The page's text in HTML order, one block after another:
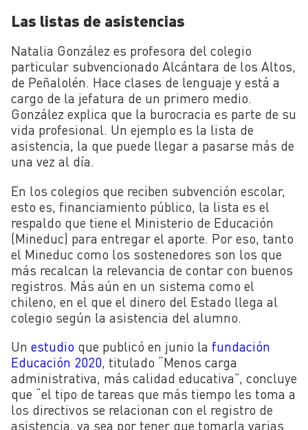
Las listas de asistencias
Natalia González es profesora del colegio
particular subvencionado Alcántara de los Altos,
de Peñalolén. Hace clases de lenguaje y está a
cargo de la jefatura de un primero medio.
González explica que la burocracia es parte de su
vida profesional. Un ejemplo es la lista de
asistencia, la que puede llegar a pasarse más de
una vez al día.
En los colegios que reciben subvención escolar,
esto es, financiamiento público, la lista es el
respaldo que tiene el Ministerio de Educación
(Mineduc) para entregar el aporte. Por eso, tanto
el Mineduc como los sostenedores son los que
más recalcan la relevancia de contar con buenos
registros. Más aún en un sistema como el
chileno, en el que el dinero del Estado llega al
colegio según la asistencia del alumno.
Un estudio que publicó en junio la fundación
Educación 2020, titulado “Menos carga
administrativa, más calidad educativa”, concluye
que “el tipo de tareas que más tiempo les toma a
los directivos se relacionan con el registro de
asistencia, ya sea por tener que tomarla varias